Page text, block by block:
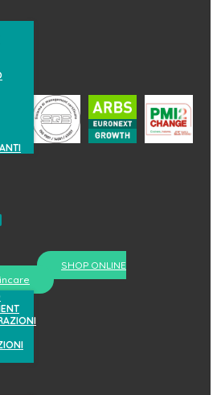
SHOP ONLINE